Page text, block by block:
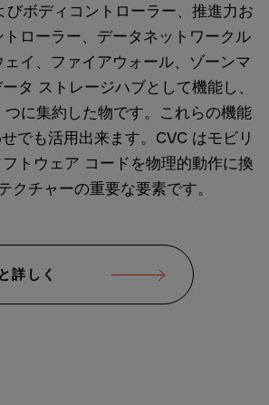
びボディコントローラー、推進力お
ローラー、データネットワークル
イ、ファイアウォール、ゾーンマ
タ ストレージハブとして機能し、
つに集約した物です。これらの機能
でも活用出来ます。CVC はモビリ
トウェア コードを物理的動作に換
クチャーの重要な要素です。
詳しく